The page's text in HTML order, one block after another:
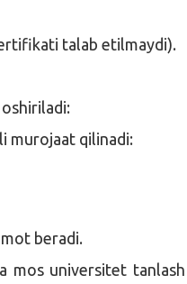
talab etilmaydi).
murojaat qilinadi:
beradi.
mos universitet